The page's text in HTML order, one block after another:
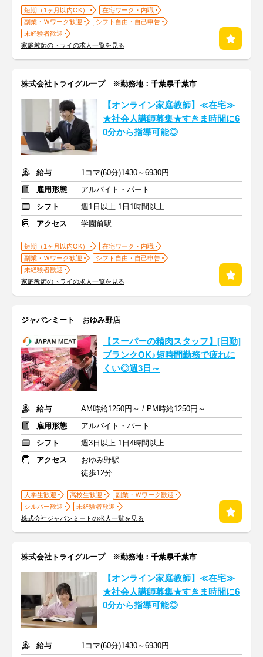
短期（1ヶ月以内OK）
在宅ワーク・内職
副業・Ｗワーク歓迎
シフト自由・自己申告
未経験者歓迎
家庭教師のトライの求人一覧を見る
株式会社トライグループ ※勤務地：千葉県千葉市
【オンライン家庭教師】≪在宅≫
★社会人講師募集★すきま時間に6
0分から指導可能◎
給与
1コマ(60分)1430～6930円
雇用形態
アルバイト・パート
シフト
週1日以上 1日1時間以上
アクセス
学園前駅
短期（1ヶ月以内OK）
在宅ワーク・内職
副業・Ｗワーク歓迎
シフト自由・自己申告
未経験者歓迎
家庭教師のトライの求人一覧を見る
ジャパンミート おゆみ野店
【スーパーの精肉スタッフ】[日勤]
ブランクOK♪短時間勤務で疲れに
くい◎週3日～
給与
AM時給1250円～ / PM時給1250円～
雇用形態
アルバイト・パート
シフト
週3日以上 1日4時間以上
アクセス
おゆみ野駅
徒歩12分
大学生歓迎 高校生歓迎
副業・Ｗワーク歓迎
シルバー歓迎
未経験者歓迎
株式会社ジャパンミートの求人一覧を見る
株式会社トライグループ ※勤務地：千葉県千葉市
【オンライン家庭教師】≪在宅≫
★社会人講師募集★すきま時間に6
0分から指導可能◎
給与 1コマ(60分)1430～6930円